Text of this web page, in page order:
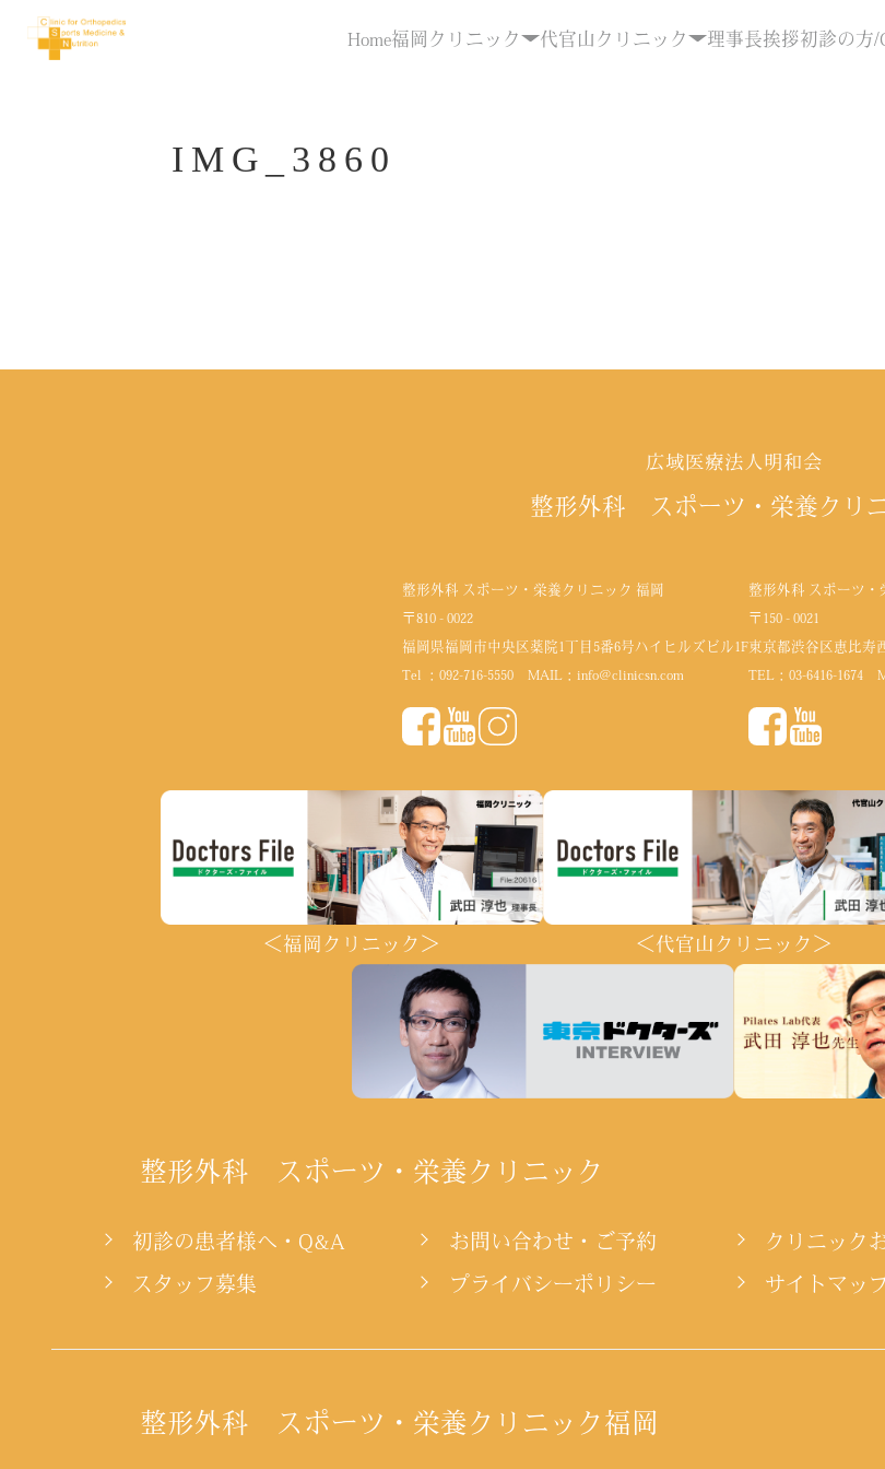
Home福岡クリニック 代官山クリニック 理事長挨拶初診の方/
IMG_3860
広域医療法人明和会
整形外科 スポーツ・栄養クリ
整形外科 スポーツ・栄養クリニック 福岡
〒810 - 0022
福岡県福岡市中央区薬院1丁目5番6号ハイヒルズビル1F
Tel ： 092-716-5550MAIL： info@clinicsn.com
整形外科 スポーツ・
〒150 - 0021
東京都渋谷区恵比寿
TEL： 03-6416-1674
＜福岡クリニック＞ ＜代官山クリニック＞
整形外科 スポーツ・栄養クリニック
初診の患者様へ・Q&A お問い合わせ・ご予約 クリニック
スタッフ募集 プライバシーポリシー サイトマッ
整形外科 スポーツ・栄養クリニック福岡